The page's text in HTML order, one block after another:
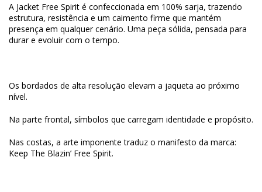
A Jacket Free Spirit é confeccionada em 100% sarja, trazendo
estrutura, resistência e um caimento firme que mantém
presença em qualquer cenário. Uma peça sólida, pensada para
durar e evoluir com o tempo.
Os bordados de alta resolução elevam a jaqueta ao próximo
nível.
Na parte frontal, símbolos que carregam identidade e propósito.
Nas costas, a arte imponente traduz o manifesto da marca:
Keep The Blazin’ Free Spirit.